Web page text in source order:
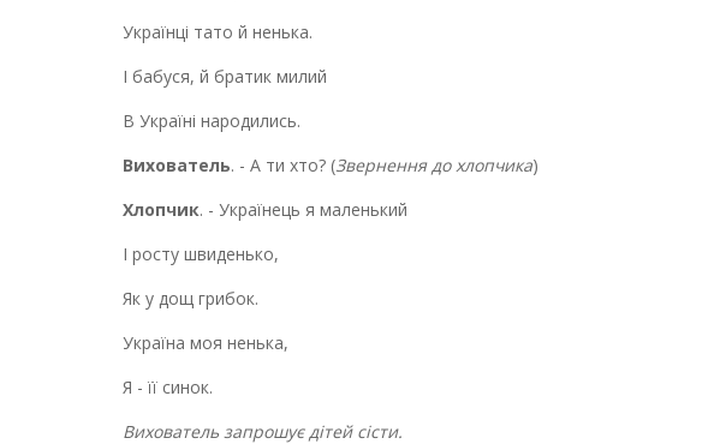
Українці тато й ненька.
І бабуся, й братик милий
В Україні народились.
Вихователь. - А ти хто? (Звернення до хлопчика)
Хлопчик. - Українець я маленький
І росту швиденько,
Як у дощ грибок.
Україна моя ненька,
Я - її синок.
Вихователь запрошує дітей сісти.